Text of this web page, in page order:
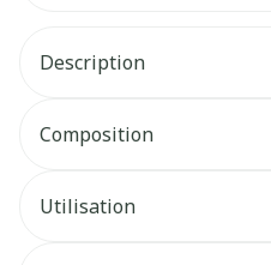
Description
Composition
Utilisation